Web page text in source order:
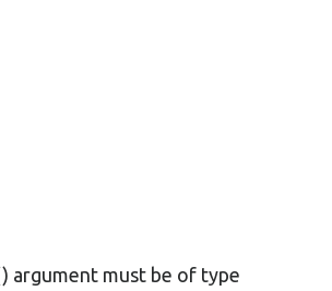
argument must be of type